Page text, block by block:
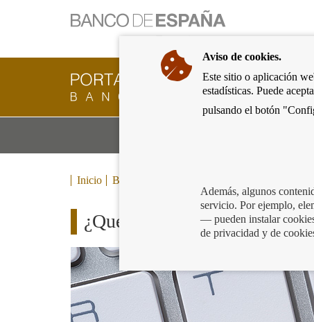
Ir
a
página
de
inicio
del
Cliente
Bancario
Banco
ir
a
Inicio Blog
¿Qué información te enviará
Aviso de cookies.
Este sitio o aplicación
estadísticas. Puede
pulsando el botón
Además, algunos
servicio. Por ejemplo,
— pueden instalar
de privacidad y de